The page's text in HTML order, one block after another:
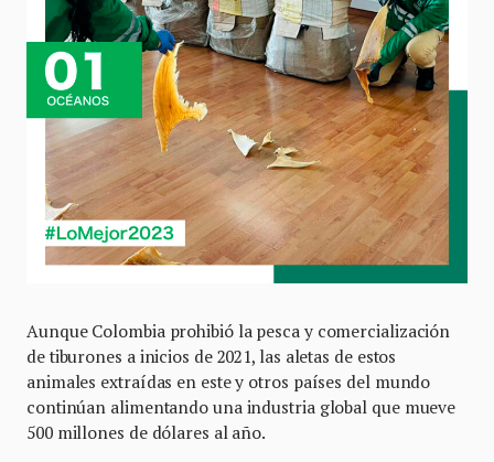
Aunque Colombia prohibió la pesca y comercialización
de tiburones a inicios de 2021, las aletas de estos
animales extraídas en este y otros países del mundo
continúan alimentando una industria global que mueve
500 millones de dólares al año.